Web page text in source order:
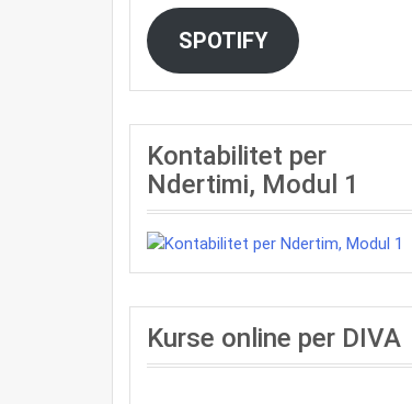
SPOTIFY
Kontabilitet per
Ndertimi, Modul 1
Kurse online per DIVA